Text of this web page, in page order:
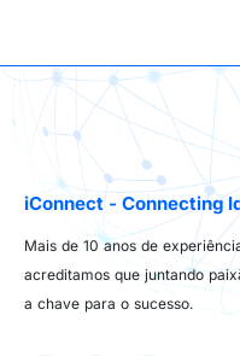
iConnect - Connecting
Mais de 10 anos de
acreditamos que juntando
a chave para o sucesso.